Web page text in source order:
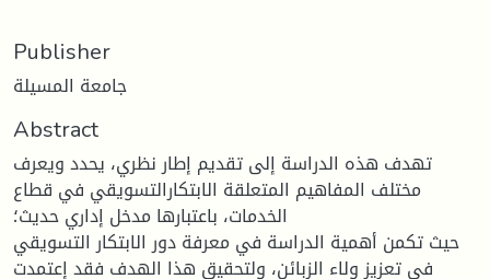
Publisher
جامعة المسيلة
Abstract
تهدف هذه الدراسة إلى تقديم إطار نظري، يحدد ويعرف
مختلف المفاهيم المتعلقة الابتكارالتسويقي في قطاع
الخدمات، باعتبارها مدخل إداري حديث؛
حيث تكمن أهمية الدراسة في معرفة دور الابتكار التسويقي
في تعزيز ولاء الزبائن، ولتحقيق هذا الهدف فقد إعتمدت